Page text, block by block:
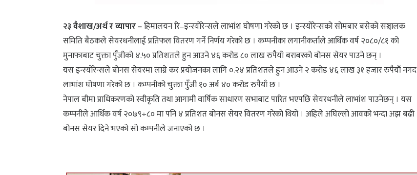
२३ वैशाख/अर्थ र व्यापार –हिमालयन रि–इन्स्योरेन्सले लाभांश घोषणा गरेको छ । इन्स्योरेन्सको सोमबार बसेको सञ्चालक
समिति बैठकले सेयरधनीलाई प्रतिफल वितरण गर्ने निर्णय गरेको छ । कम्पनीका लगानीकर्ताले आर्थिक वर्ष २०८०/८१ को
मुनाफाबाट चुक्ता पुँजीको ४.५० प्रतिशतले हुन आउने ४६ करोड ८० लाख रुपैयाँ बराबरको बोनस सेयर पाउने छन् ।
यस इन्स्योरेन्सले बोनस सेयरमा लाग्ने कर प्रयोजनका लागि ०.२४ प्रतिशतले हुन आउने २ करोड ४६ लाख ३१ हजार रुपैयाँ नगद
लाभांश घोषणा गरेको छ । कम्पनीको चुक्ता पुँजी १० अर्ब ४० करोड रुपैयाँ छ ।
नेपाल बीमा प्राधिकरणको स्वीकृति तथा आगामी वार्षिक साधारण सभाबाट पारित भएपछि सेयरधनीले लाभांश पाउनेछन् । यस
कम्पनीले आर्थिक वर्ष २०७९÷८० मा पनि ४ प्रतिशत बोनस सेयर वितरण गरेको थियो । अहिले अघिल्लो आवको भन्दा अझ बढी
बोनस सेयर दिने भएको सो कम्पनीले जनाएको छ ।